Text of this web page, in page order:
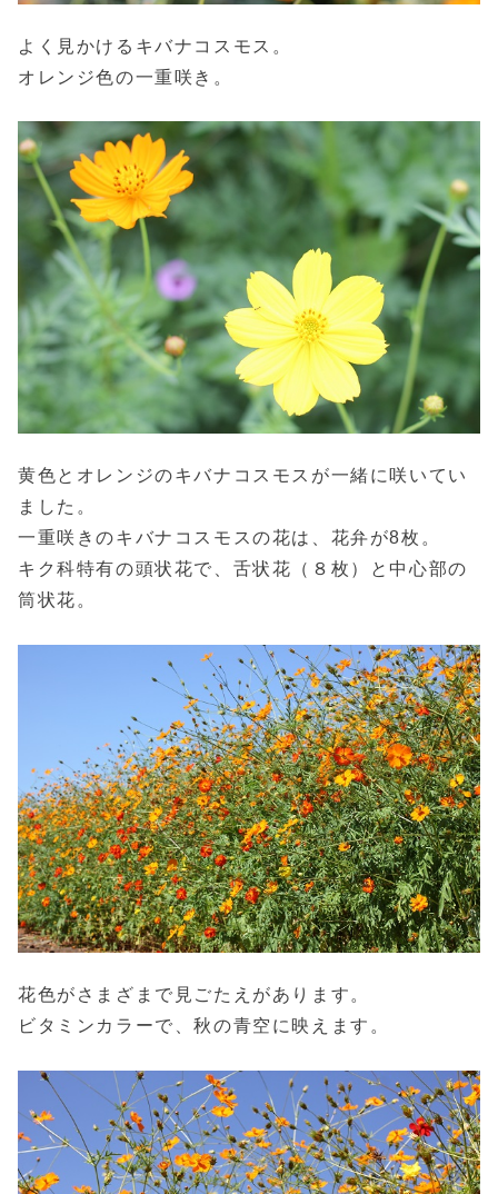
よく見かけるキバナコスモス。
オレンジ色の一重咲き。
黄色とオレンジのキバナコスモスが一緒に咲いてい
ました。
一重咲きのキバナコスモスの花は、花弁が8枚。
キク科特有の頭状花で、舌状花（８枚）と中心部の
筒状花。
花色がさまざまで見ごたえがあります。
ビタミンカラーで、秋の青空に映えます。